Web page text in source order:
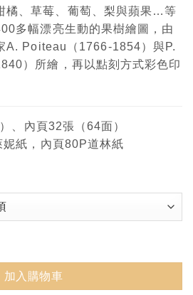
橘、草莓、葡萄、梨與蘋果…等
多幅漂亮生動的果樹繪圖，由
A. Poiteau（1766-1854）與P.
）所繪，再以點刻方式彩色印
、內頁32張（64面）
紙，內頁80P道林紙
量
加入購物車